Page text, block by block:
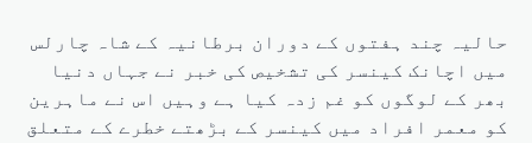
حالیہ چند ہفتوں کے دوران برطانیہ کے شاہ چارلس
میں اچانک کینسر کی تشخیص کی خبر نے جہاں دنیا
بھر کے لوگوں کو غم زدہ کیا ہے وہیں اس نے ماہرین
کو معمر افراد میں کینسر کے بڑھتے خطرے کے متعلق